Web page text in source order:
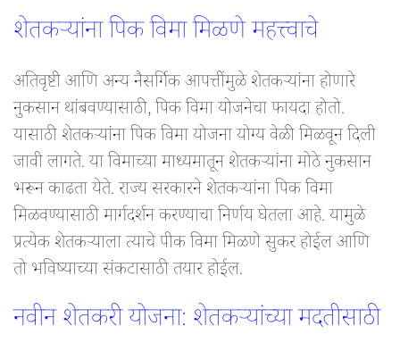
शेतकऱ्यांना पिक विमा मिळणे महत्त्वाचे
अतिवृष्टी आणि अन्य नैसर्गिक आपत्तींमुळे शेतकऱ्यांना होणारे
नुकसान थांबवण्यासाठी, पिक विमा योजनेचा फायदा होतो.
यासाठी शेतकऱ्यांना पिक विमा योजना योग्य वेळी मिळवून दिली
जावी लागते. या विमाच्या माध्यमातून शेतकऱ्यांना मोठे नुकसान
भरून काढता येते. राज्य सरकारने शेतकऱ्यांना पिक विमा
मिळवण्यासाठी मार्गदर्शन करण्याचा निर्णय घेतला आहे. यामुळे
प्रत्येक शेतकऱ्याला त्याचे पीक विमा मिळणे सुकर होईल आणि
तो भविष्याच्या संकटासाठी तयार होईल.
नवीन शेतकरी योजना: शेतकऱ्यांच्या मदतीसाठी